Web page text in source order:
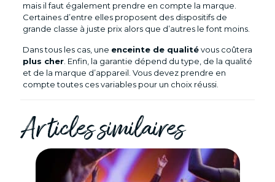
mais il faut également prendre en compte la marque.
Certaines d’entre elles proposent des dispositifs de
grande classe à juste prix alors que d’autres le font moins.
Dans tous les cas, une enceinte de qualitévous coûtera
plus cher. Enfin, la garantie dépend du type, de la qualité
et de la marque d’appareil. Vous devez prendre en
compte toutes ces variables pour un choix réussi.
Articles similaires